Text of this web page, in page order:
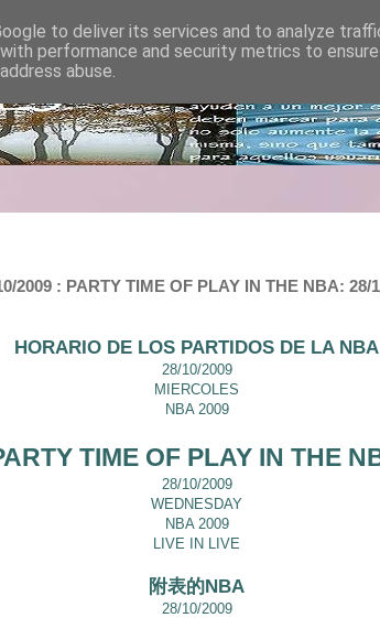
2009 : PARTY TIME OF PLAY IN THE NBA:
HORARIO DE LOS PARTIDOS DE LA NBA
28/10/2009
MIERCOLES
NBA 2009
TIME OF PLAY IN THE
28/10/2009
WEDNESDAY
NBA 2009
LIVE IN LIVE
附表的NBA
28/10/2009
to deliver its services and to analyze
performance and security metrics to
abuse.